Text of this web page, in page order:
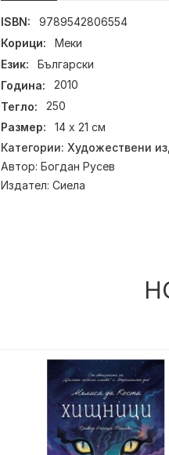
ISBN:
9789542806554
Корици:
Меки
Език:
Български
Година:
2010
Тегло:
250
Размер:
14 х 21 см
Категории: Художествени
Автор: Богдан Русев
Издател: Сиела